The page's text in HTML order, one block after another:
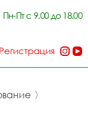
Пн-Пт с 9.00 до 18.00
Регистрация
〉